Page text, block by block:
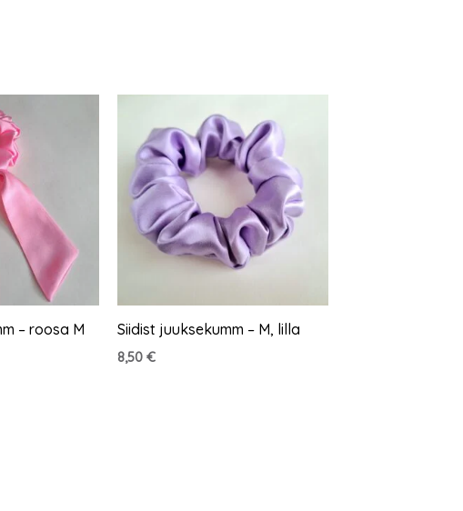
– roosa M
Siidist juuksekumm – M, lilla
8,50 €